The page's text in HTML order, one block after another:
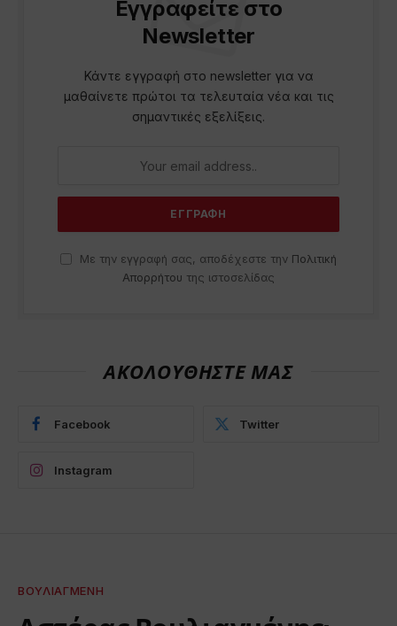
Εγγραφείτε στο
Newsletter
Κάντε εγγραφή στο newsletter για να
μαθαίνετε πρώτοι τα τελευταία νέα και τις
σημαντικές εξελίξεις.
Με την εγγραφή σας, αποδέχεστε την Πολιτική
Απορρήτου της ιστοσελίδας
ΑΚΟΛΟΥΘΗΣΤΕ ΜΑΣ
Facebook Twitter
Instagram
ΒΟΥΛΙΑΓΜΈΝΗ